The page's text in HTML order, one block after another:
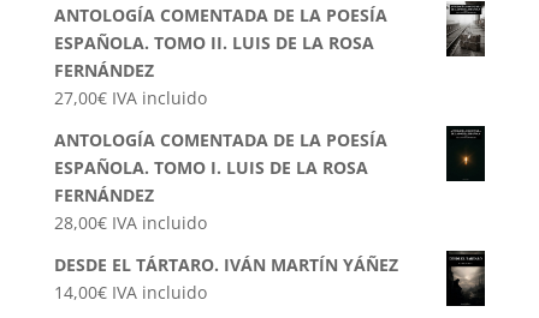
ANTOLOGÍA COMENTADA DE LA POESÍA
ESPAÑOLA. TOMO II. LUIS DE LA ROSA
FERNÁNDEZ
27,00€ IVA incluido
ANTOLOGÍA COMENTADA DE LA POESÍA
ESPAÑOLA. TOMO I. LUIS DE LA ROSA
FERNÁNDEZ
28,00€ IVA incluido
DESDE EL TÁRTARO. IVÁN MARTÍN YÁÑEZ
14,00€ IVA incluido